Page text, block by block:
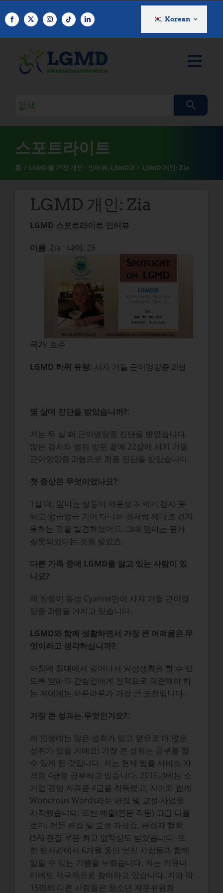
텐
Korean
검
쿼
리
스포트라이트
홈 LGMD를 가진 개인 - 인터뷰 LGMD2I LGMD 개인: Zia
LGMD 개인: Zia
LGMD 스포트라이트 인터뷰
이름: Zia 나이: 26
국가: 호주
LGMD 하위 유형: 사지 거들 근이영양증 2i형
몇 살에 진단을 받았습니까?:
저는 두 살 때 근이영양증 진단을 받았습니다.
많은 검사와 병원 방문 끝에 22살에 사지 거들
근이영양증 2i형으로 최종 진단을 받았습니다.
첫 증상은 무엇이었나요?:
1살 때, 엄마는 쌍둥이 여동생과 제가 걷지 못
하고 엉금엉금 기어 다니는 것처럼 제대로 걷지
못하는 것을 발견하셨어요. 그때 엄마는 뭔가
잘못되었다는 것을 알았죠.
다른 가족 중에 LGMD를 앓고 있는 사람이 있
나요?
제 쌍둥이 동생 Cyanne만이 사지 거들 근이영
양증 2i형을 가지고 있습니다.
LGMD와 함께 생활하면서 가장 큰 어려움은 무
엇이라고 생각하십니까?:
아침에 침대에서 일어나서 일상생활을 할 수 있
도록 엄마와 간병인에게 전적으로 의존해야 하
는 저에게는 하루하루가 가장 큰 도전입니다.
가장 큰 성과는 무엇인가요?:
제 인생에는 많은 성취가 있고 앞으로 더 많은
성취가 있을 거예요! 가장 큰 성취는 공부를 할
수 있게 된 것입니다. 저는 현재 법률 서비스 자
격증 4급을 공부하고 있습니다. 2016년에는 소
기업 경영 자격증 4급을 취득했고, 지아와 함께
Wondrous Words라는 편집 및 교정 사업을
시작했습니다. 또한 예술(전문 작문) 고급 디플
로마, 전문 편집 및 교정 자격증, 편집자 협회
(SA) 편집 부문 최고 업적상도 받았습니다. 또
한 도서관에서 6개월 동안 멋진 사람들과 함께
일할 수 있는 기쁨을 누렸습니다. 저는 커뮤니
티에도 적극적으로 참여하고 있습니다. 저와 약
15명의 다른 사람들은 청소년 자문위원회